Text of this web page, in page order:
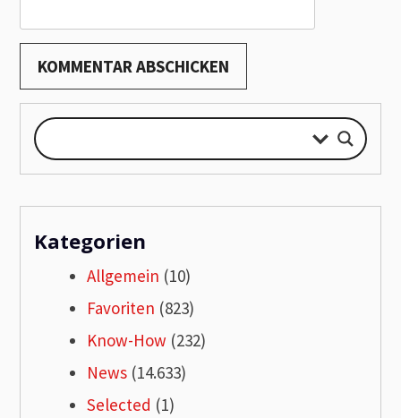
Kategorien
Allgemein (10)
Favoriten (823)
Know-How (232)
News (14.633)
Selected (1)